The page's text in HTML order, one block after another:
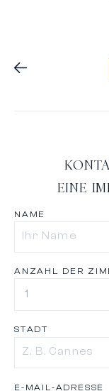
EINE
NAME
ANZAHL DER
STADT
E-MAIL-ADRESSE